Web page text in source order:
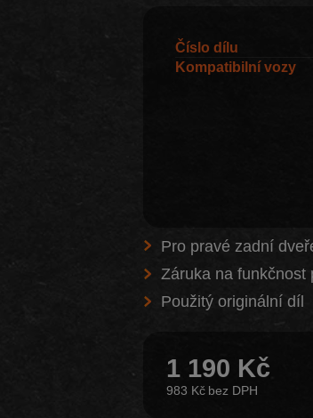
Číslo dílu
Kompatibilní vozy
Pro pravé zadní
Záruka na funkčnost
Použitý originální díl
1 190 Kč
983 Kč